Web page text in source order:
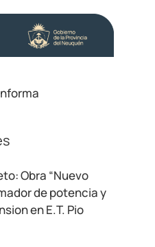
Obra “Nuevo
de potencia y
en E.T. Pio